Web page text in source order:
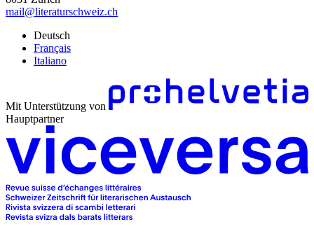
mail@literaturschweiz.ch
Deutsch
Français
Italiano
Mit Unterstützung von
Hauptpartner